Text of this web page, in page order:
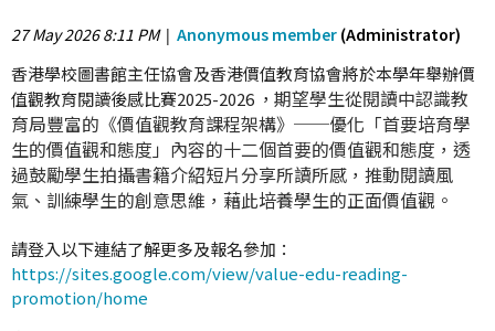
27 May 2026 8:11 PM| Anonymous member (Administrator)
香港學校圖書館主任協會及香港價值教育協會將於本學年舉辦價
值觀教育閱讀後感比賽2025-2026 ， 期望學生從閱讀中認識教
育局豐富的《價值觀教育課程架構》──優化「首要培育學
生的價值觀和態度」內容的十二個首要的價值觀和態度，透
過鼓勵學生拍攝書籍介紹短片分享所讀所感，推動閱讀風
氣、訓練學生的創意思維，藉此培養學生的正面價值觀。
請登入以下連結了解更多及報名參加：
https://sites.google.com/view/value-edu-reading-
promotion/home